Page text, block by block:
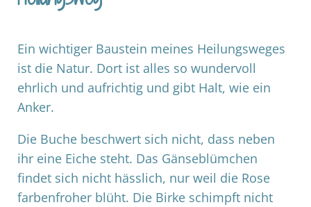
Ein wichtiger Baustein meines Heilungsweges
ist die Natur. Dort ist alles so wundervoll
ehrlich und aufrichtig und gibt Halt, wie ein
Anker.
Die Buche beschwert sich nicht, dass neben
ihr eine Eiche steht. Das Gänseblümchen
findet sich nicht hässlich, nur weil die Rose
farbenfroher blüht. Die Birke schimpft nicht